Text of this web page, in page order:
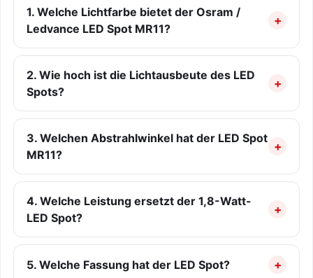
1. Welche Lichtfarbe bietet der Osram /
Ledvance LED Spot MR11?
2. Wie hoch ist die Lichtausbeute des LED
Spots?
3. Welchen Abstrahlwinkel hat der LED Spot
MR11?
4. Welche Leistung ersetzt der 1,8-Watt-
LED Spot?
5. Welche Fassung hat der LED Spot?